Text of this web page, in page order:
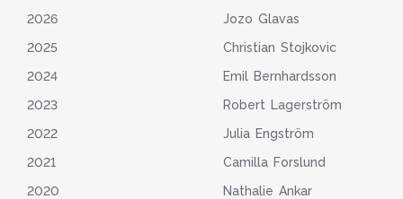
2026
2025
2024
2023
2022
2021
2020
Jozo Glavas
Christian Stojkovic
Emil Bernhardsson
Robert Lagerström
Julia Engström
Camilla Forslund
Nathalie Ankar